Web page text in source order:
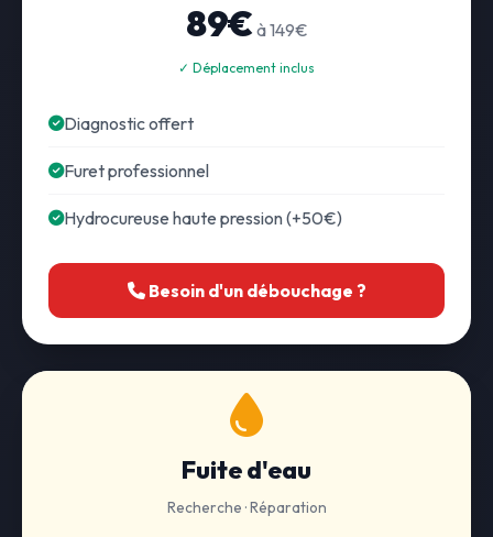
89€ à 149€
✓ Déplacement inclus
Diagnostic offert
Furet professionnel
Hydrocureuse haute pression (+50€)
Besoin d'un débouchage ?
Fuite d'eau
Recherche · Réparation